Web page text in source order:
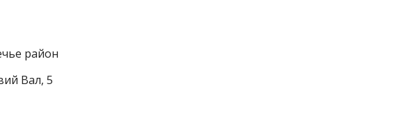
район
Вал, 5